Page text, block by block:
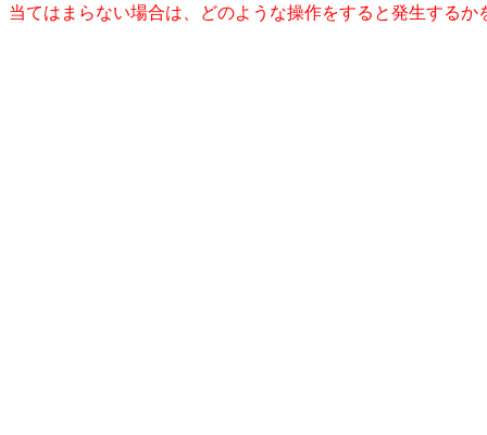
当てはまらない場合は、どのような操作をすると発生する